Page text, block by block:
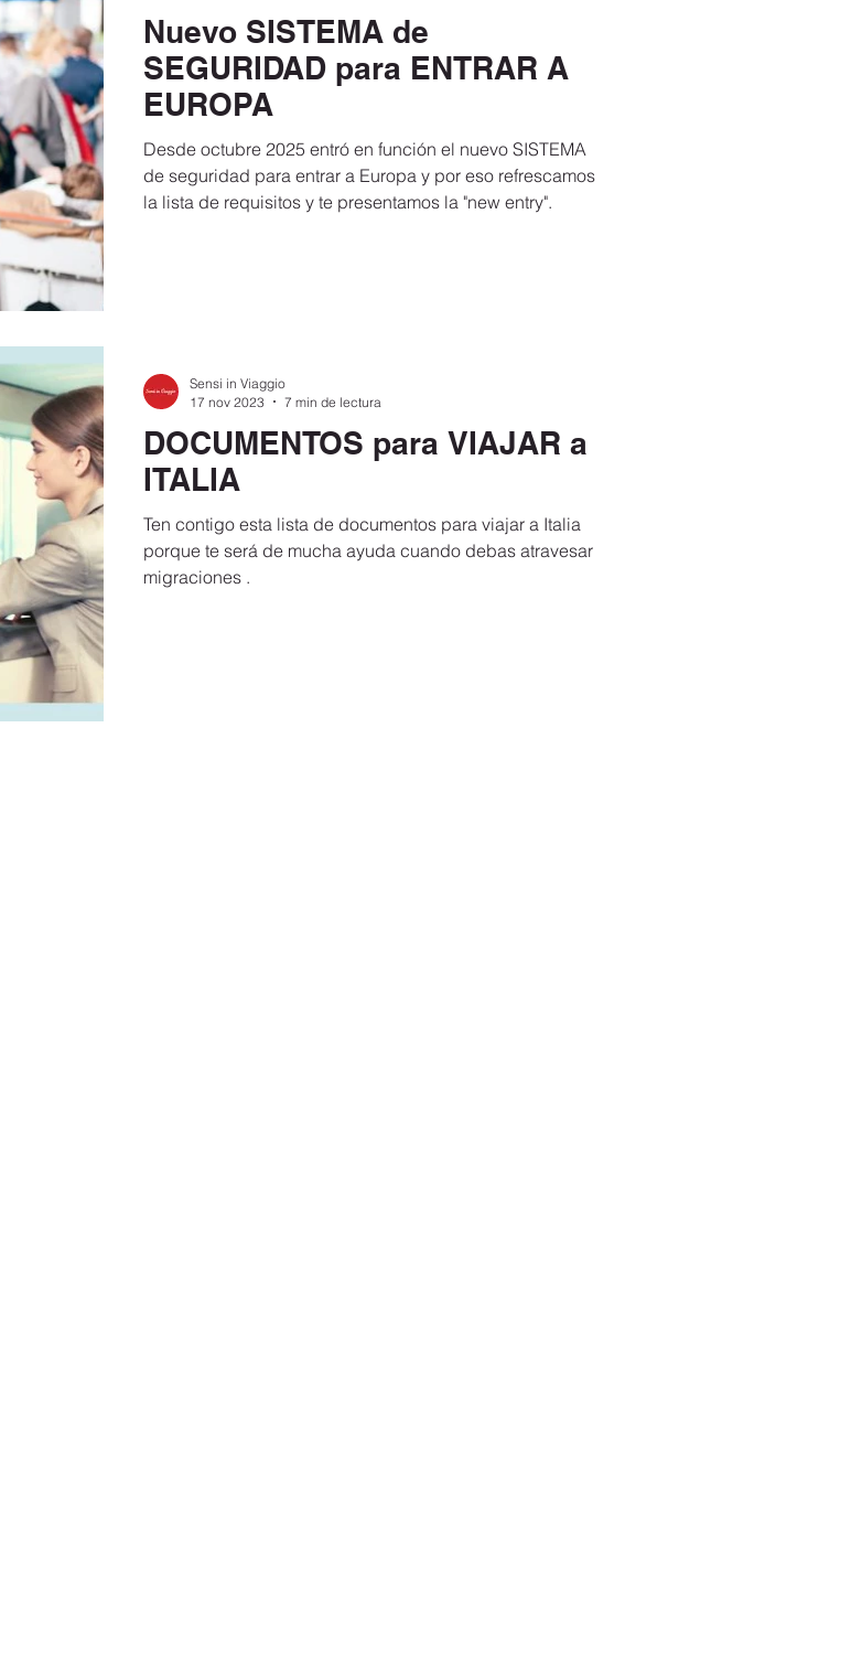
Nuevo SISTEMA de
SEGURIDAD para ENTRAR A
EUROPA
Desde octubre 2025 entró en función el nuevo SISTEMA
de seguridad para entrar a Europa y por eso refrescamos
la lista de requisitos y te presentamos la "new entry".
DOCUMENTOS para VIAJAR a
ITALIA
Ten contigo esta lista de documentos para viajar a Italia
porque te será de mucha ayuda cuando debas atravesar
migraciones .
Sensi in Viaggio
17 nov 2023
7 min de lectura